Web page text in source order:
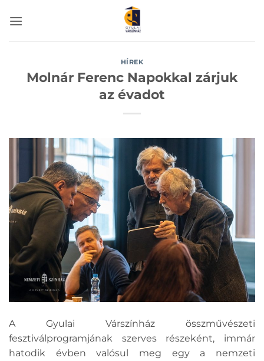
HÍREK
Molnár Ferenc Napokkal zárjuk
az évadot
A Gyulai Várszínház összművészeti
fesztiválprogramjának szerves részeként, immár
hatodik évben valósul meg egy a nemzeti